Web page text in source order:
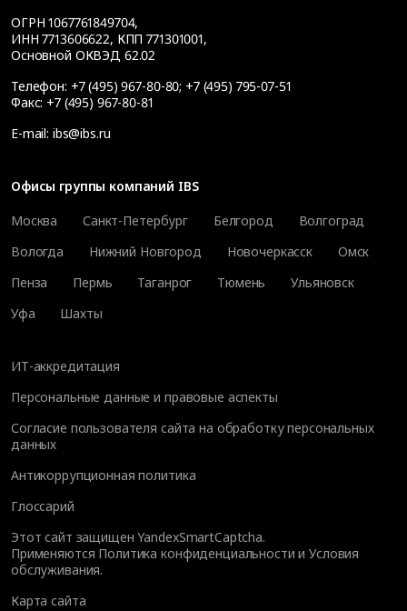
ОГРН 1067761849704,
ИНН 7713606622, КПП 771301001,
Основной ОКВЭД 62.02
Телефон: +7 (495) 967-80-80; +7 (495) 795-07-51
Факс: +7 (495) 967-80-81
E-mail: ibs@ibs.ru
Офисы группы компаний IBS
Москва
Санкт-Петербург Белгород
Волгоград
Вологда
Нижний Новгород Новочеркасск
Омск
Пенза
Пермь Таганрог Тюмень
Ульяновск
Уфа
Шахты
ИТ-аккредитация
Персональные данные и правовые аспекты
Согласие пользователя сайта на обработку персональных
данных
Антикоррупционная политика
Глоссарий
Этот сайт защищен YandexSmartCaptcha.
Применяются Политика конфиденциальности иУсловия
обслуживания.
Карта сайта